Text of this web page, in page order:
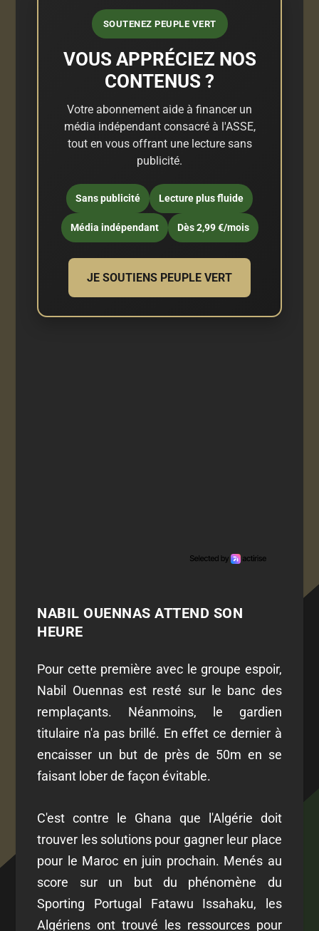
SOUTENEZ PEUPLE VERT
VOUS APPRÉCIEZ NOS
CONTENUS ?
Votre abonnement aide à financer un
média indépendant consacré à l'ASSE,
tout en vous offrant une lecture sans
publicité.
Sans publicité Lecture plus fluide
Média indépendant Dès 2,99 €/mois
JE SOUTIENS PEUPLE VERT
NABIL OUENNAS ATTEND SON
HEURE
Pour cette première avec le groupe espoir,
Nabil Ouennas est resté sur le banc des
remplaçants. Néanmoins, le gardien
titulaire n'a pas brillé. En effet ce dernier à
encaisser un but de près de 50m en se
faisant lober de façon évitable.
C'est contre le Ghana que l'Algérie doit
trouver les solutions pour gagner leur place
pour le Maroc en juin prochain. Menés au
score sur un but du phénomène du
Sporting Portugal Fatawu Issahaku, les
Algériens ont trouvé les ressources pour